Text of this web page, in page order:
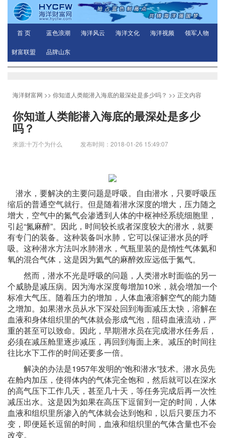
首 页 蓝色浪潮 海洋风云 海洋文化 海洋视频 领军人物
财富联盟 品牌山东
海洋财富网 >> 你知道人类能潜入海底的最深处是多少吗？ >> 正文内容
你知道人类能潜入海底的最深处是多少
吗？
来源:十万个为什么 发布时间：2018-01-26 15:49:07
潜水，要解决的主要问题是呼吸。自由潜水，只要呼吸压
缩后的普通空气就行。但是随着潜水深度的增大，压力随之
增大，空气中的氮气会渗透到人体的中枢神经系统细胞里，
引起“氮麻醉”。因此，时间较长或者深度较大的潜水，就要
有专门的装备。这种装备叫水肺，它可以保证潜水员的呼
吸。这种潜水方法叫水肺潜水，气瓶里装的是惰性气体氦和
氧的混合气体，这是因为氦气的麻醉效应远低于氮气。
然而，潜水不光是呼吸的问题，人类潜水时面临的另一
个威胁是减压病。因为海水深度每增加10米，就会增加一个
标准大气压。随着压力的增加，人体血液溶解空气的能力随
之增加。如果潜水员从水下深处回到海面减压太快，溶解在
血液和身体组织里的气体就会形成气泡，阻碍血液流动，严
重的甚至可以致命。因此，早期潜水员在完成潜水任务后，
必须在减压舱里逐步减压，再回到海面上来。减压的时间往
往比水下工作的时间还要多一倍。
解决的办法是1957年发明的“饱和潜水”技术。潜水员先
在舱内加压，使得体内的气体完全饱和，然后就可以在深水
的高气压下工作几天，甚至几十天，等任务完成后再一次性
减压出水。这是因为如果在高压下逗留到一定的时间，人体
血液和组织里所渗入的气体就会达到饱和，以后只要压力不
变，即便延长逗留的时间，血液和组织里的气体含量也不会
改变。